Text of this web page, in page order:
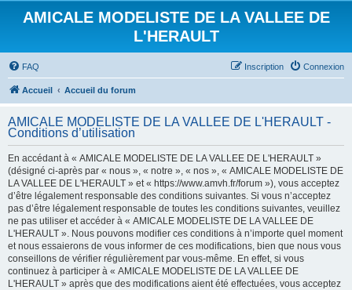
AMICALE MODELISTE DE LA VALLEE DE
L'HERAULT
FAQ Connexion
Inscription
Accueil Accueil du forum
AMICALE MODELISTE DE LA VALLEE DE L'HERAULT -
Conditions d’utilisation
En accédant à « AMICALE MODELISTE DE LA VALLEE DE L'HERAULT »
(désigné ci-après par « nous », « notre », « nos », « AMICALE MODELISTE DE
LA VALLEE DE L'HERAULT » et « https://www.amvh.fr/forum »), vous acceptez
d’être légalement responsable des conditions suivantes. Si vous n’acceptez
pas d’être légalement responsable de toutes les conditions suivantes, veuillez
ne pas utiliser et accéder à « AMICALE MODELISTE DE LA VALLEE DE
L'HERAULT ». Nous pouvons modifier ces conditions à n’importe quel moment
et nous essaierons de vous informer de ces modifications, bien que nous vous
conseillons de vérifier régulièrement par vous-même. En effet, si vous
continuez à participer à « AMICALE MODELISTE DE LA VALLEE DE
L'HERAULT » après que des modifications aient été effectuées, vous acceptez